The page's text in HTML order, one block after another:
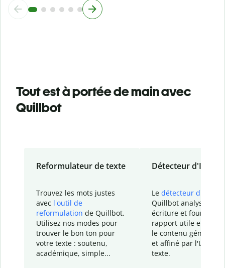
Tout est à portée de main avec
Quillbot
Reformulateur de texte
Trouvez les mots justes
avec l'outil de
reformulation de Quillbot.
Utilisez nos modes pour
trouver le bon ton pour
votre texte : soutenu,
académique, simple...
Détecteur d'IA
Le détecteur d'IA
Quillbot analyse votre
écriture et fournit un
rapport utile et
le contenu généré
et affiné par l'IA
texte.